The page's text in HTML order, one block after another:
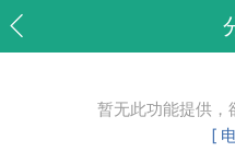
暂无此功能提供，
[